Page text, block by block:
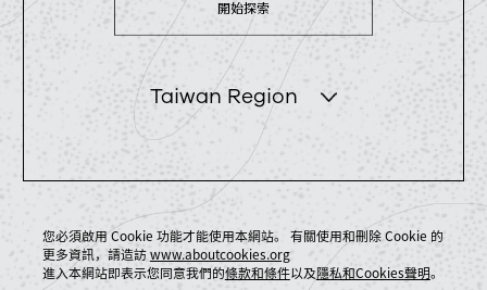
開始探索
Taiwan Region
您必須啟用 Cookie 功能才能使用本網站。 有關使用和刪除 Cookie 的
更多資訊，請造訪www.aboutcookies.org
進入本網站即表示您同意我們的條款和條件以及隱私和Cookies聲明。